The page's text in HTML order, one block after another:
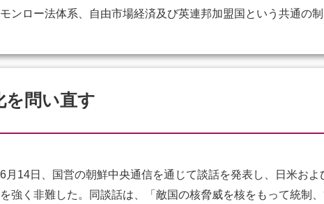
ンロー法体系、自由市場経済及び英連邦加盟国という共通の
を問い直す
14日、国営の朝鮮中央通信を通じて談話を発表し、日米お
強く非難した。同談話は、「敵国の核脅威を核をもって統制